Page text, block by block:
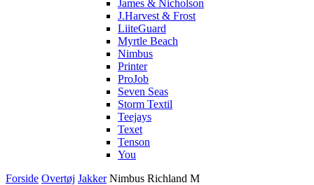
James & Nicholson
J.Harvest & Frost
LiiteGuard
Myrtle Beach
Nimbus
Printer
ProJob
Seven Seas
Storm Textil
Teejays
Texet
Tenson
You
Forside Overtøj Jakker Nimbus Richland M